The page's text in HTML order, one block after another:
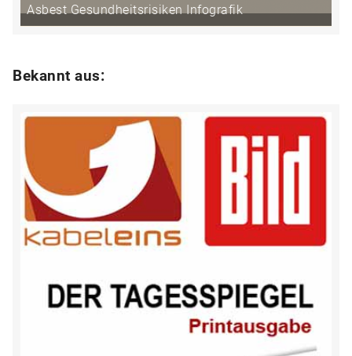
Asbest Gesundheitsrisiken Infografik
Bekannt aus: